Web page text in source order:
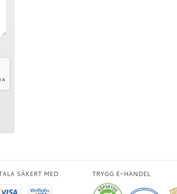
SÄKERT MED TRYGG E-HANDEL